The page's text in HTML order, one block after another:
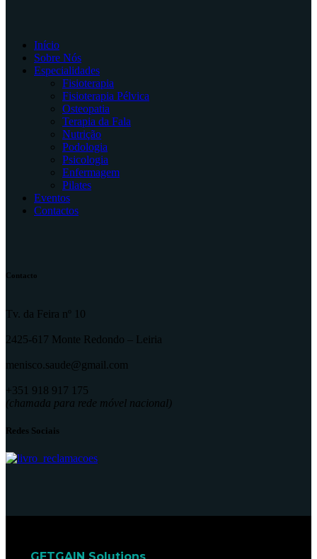
Início
Sobre Nós
Especialidades
Fisioterapia
Fisioterapia Pélvica
Osteopatia
Terapia da Fala
Nutrição
Podologia
Psicologia
Enfermagem
Pilates
Eventos
Contactos
Contacto
Tv. da Feira nº 10
2425-617 Monte Redondo – Leiria
menisco.saude@gmail.com
+351 918 917 175
(chamada para rede móvel nacional)
Redes Sociais